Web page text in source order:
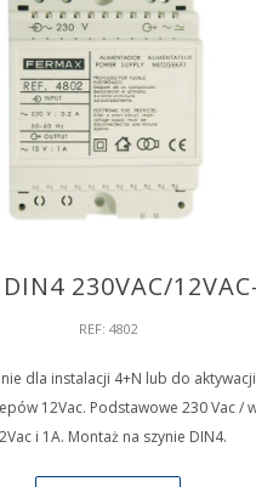
230VAC/
REF: 4802
dla instalacji 4+N lub do aktywacji
12Vac. Podstawowe 230 Vac /
i 1A. Montaż na szynie DIN4.